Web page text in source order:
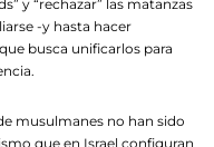
y “rechazar” las matanzas
-y hasta hacer
busca unificarlos para
musulmanes no han sido
que en Israel configuran